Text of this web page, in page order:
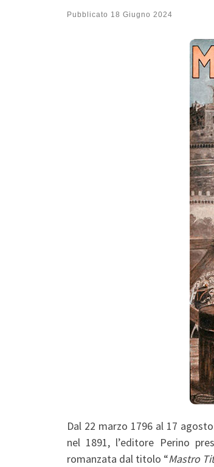
Pubblicato 18 Giugno 2024
Dal 22 marzo 1796 al 17
nel 1891, l’editore Perino
romanzata dal titolo “Mastro